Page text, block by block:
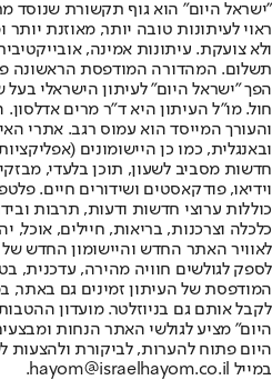
"ישראל היום" הוא גוף תקשורת שנוסד
ראוי לעיתונות טובה יותר, מאוזנת
ולא צועקת. עיתונות אמינה,
הפך "ישראל היום" לעיתון הישראלי
חול. מו"ל העיתון היא ד"ר מרים
והעורך המייסד הוא עמוס רגב. אתרי
חדשות מסביב לשעון, תוכן בלעדי,
וידיאו, פודקאסטים ושידורים חיים.
כוללות ערוצי חדשות ודעות, תרבות
לאוויר האתר החדש והיישומון החדש
לספק לגולשים חוויה מהירה, עדכנית,
המודפסת של העיתון זמינים גם באתר,
לקבל אותם גם בניוזלטר. מועדון
היום" מציע לגולשי האתר הנחות
היום פתוח להערות, לביקורת ולהצעות
במייל hayom@israelhayom.co.il.